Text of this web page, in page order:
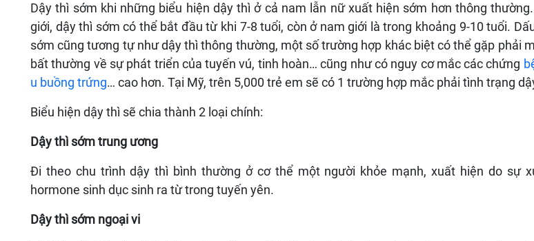
Dậy thì sớm khi những biểu hiện dậy thì ở cả nam lẫn nữ xuất hiện sớm hơn thông
giới, dậy thì sớm có thể bắt đầu từ khi 7-8 tuổi, còn ở nam giới là trong khoảng 9-10 tuổi.
sớm cũng tương tự như dậy thì thông thường, một số trường hợp khác biệt có thể gặp phải
bất thường về sự phát triển của tuyến vú, tinh hoàn… cũng như có nguy cơ mắc các chứng
u buồng trứng… cao hơn. Tại Mỹ, trên 5,000 trẻ em sẽ có 1 trường hợp mắc phải tình trạng
Biểu hiện dậy thì sẽ chia thành 2 loại chính:
Dậy thì sớm trung ương
Đi theo chu trình dậy thì bình thường ở cơ thể một người khỏe mạnh, xuất hiện do sự
hormone sinh dục sinh ra từ trong tuyến yên.
Dậy thì sớm ngoại vi